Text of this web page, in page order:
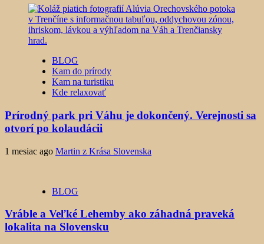
BLOG
Kam do prírody
Kam na turistiku
Kde relaxovať
Prírodný park pri Váhu je dokončený. Verejnosti sa
otvorí po kolaudácii
1 mesiac ago Martin z Krása Slovenska
BLOG
Vráble a Veľké Lehemby ako záhadná praveká
lokalita na Slovensku